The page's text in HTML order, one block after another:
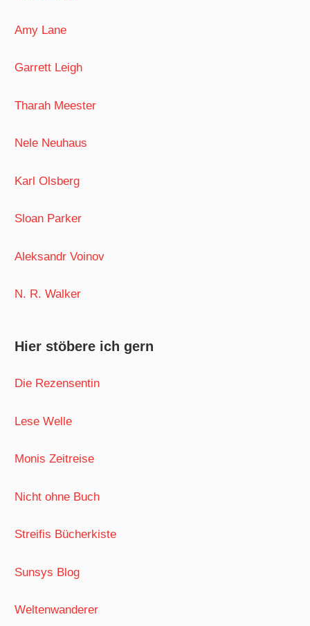
Amy Lane
Garrett Leigh
Tharah Meester
Nele Neuhaus
Karl Olsberg
Sloan Parker
Aleksandr Voinov
N. R. Walker
Hier stöbere ich gern
Die Rezensentin
Lese Welle
Monis Zeitreise
Nicht ohne Buch
Streifis Bücherkiste
Sunsys Blog
Weltenwanderer